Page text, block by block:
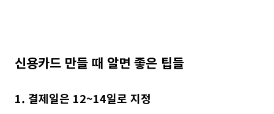
신용카드 만들 때 알면 좋은 팁들
1. 결제일은 12~14일로 지정